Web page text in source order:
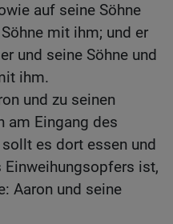
auf seine Söhne
mit ihm; und er
und seine Söhne und
ihm.
und zu seinen
am Eingang des
es dort essen und
ist,
Aaron und seine